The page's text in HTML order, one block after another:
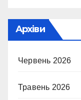
Архіви
Червень 2026
Травень 2026